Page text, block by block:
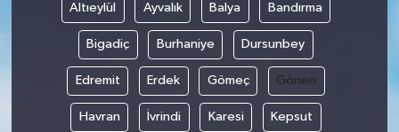
Altıeylül Ayvalık Balya Bandırma
Bigadiç Burhaniye Dursunbey
Edremit Erdek Gömeç Gönen
Havran İvrindi Karesi Kepsut